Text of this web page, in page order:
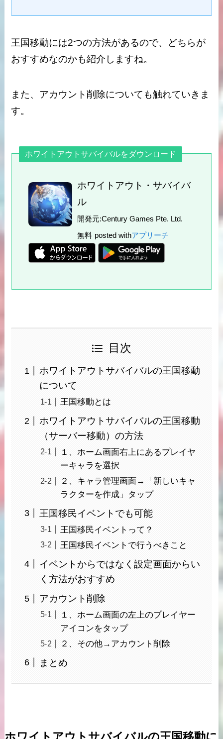
王国移動には2つの方法があるので、どちらが
おすすめなのかも紹介しますね。
また、アカウント削除についても触れていきま
す。
ホワイトアウトサバイバルをダウンロード
ホワイトアウト・サバイバ
ル
開発元:Century Games Pte. Ltd.
無料 posted withアプリーチ
目次
ホワイトアウトサバイバルの王国移動
について
王国移動とは
ホワイトアウトサバイバルの王国移動
（サーバー移動）の方法
１、ホーム画面右上にあるプレイヤ
ーキャラを選択
２、キャラ管理画面→「新しいキャ
ラクターを作成」タップ
王国移民イベントでも可能
王国移民イベントって？
王国移民イベントで行うべきこと
イベントからではなく設定画面からい
く方法がおすすめ
アカウント削除
１、ホーム画面の左上のプレイヤー
アイコンをタップ
２、その他→アカウント削除
まとめ